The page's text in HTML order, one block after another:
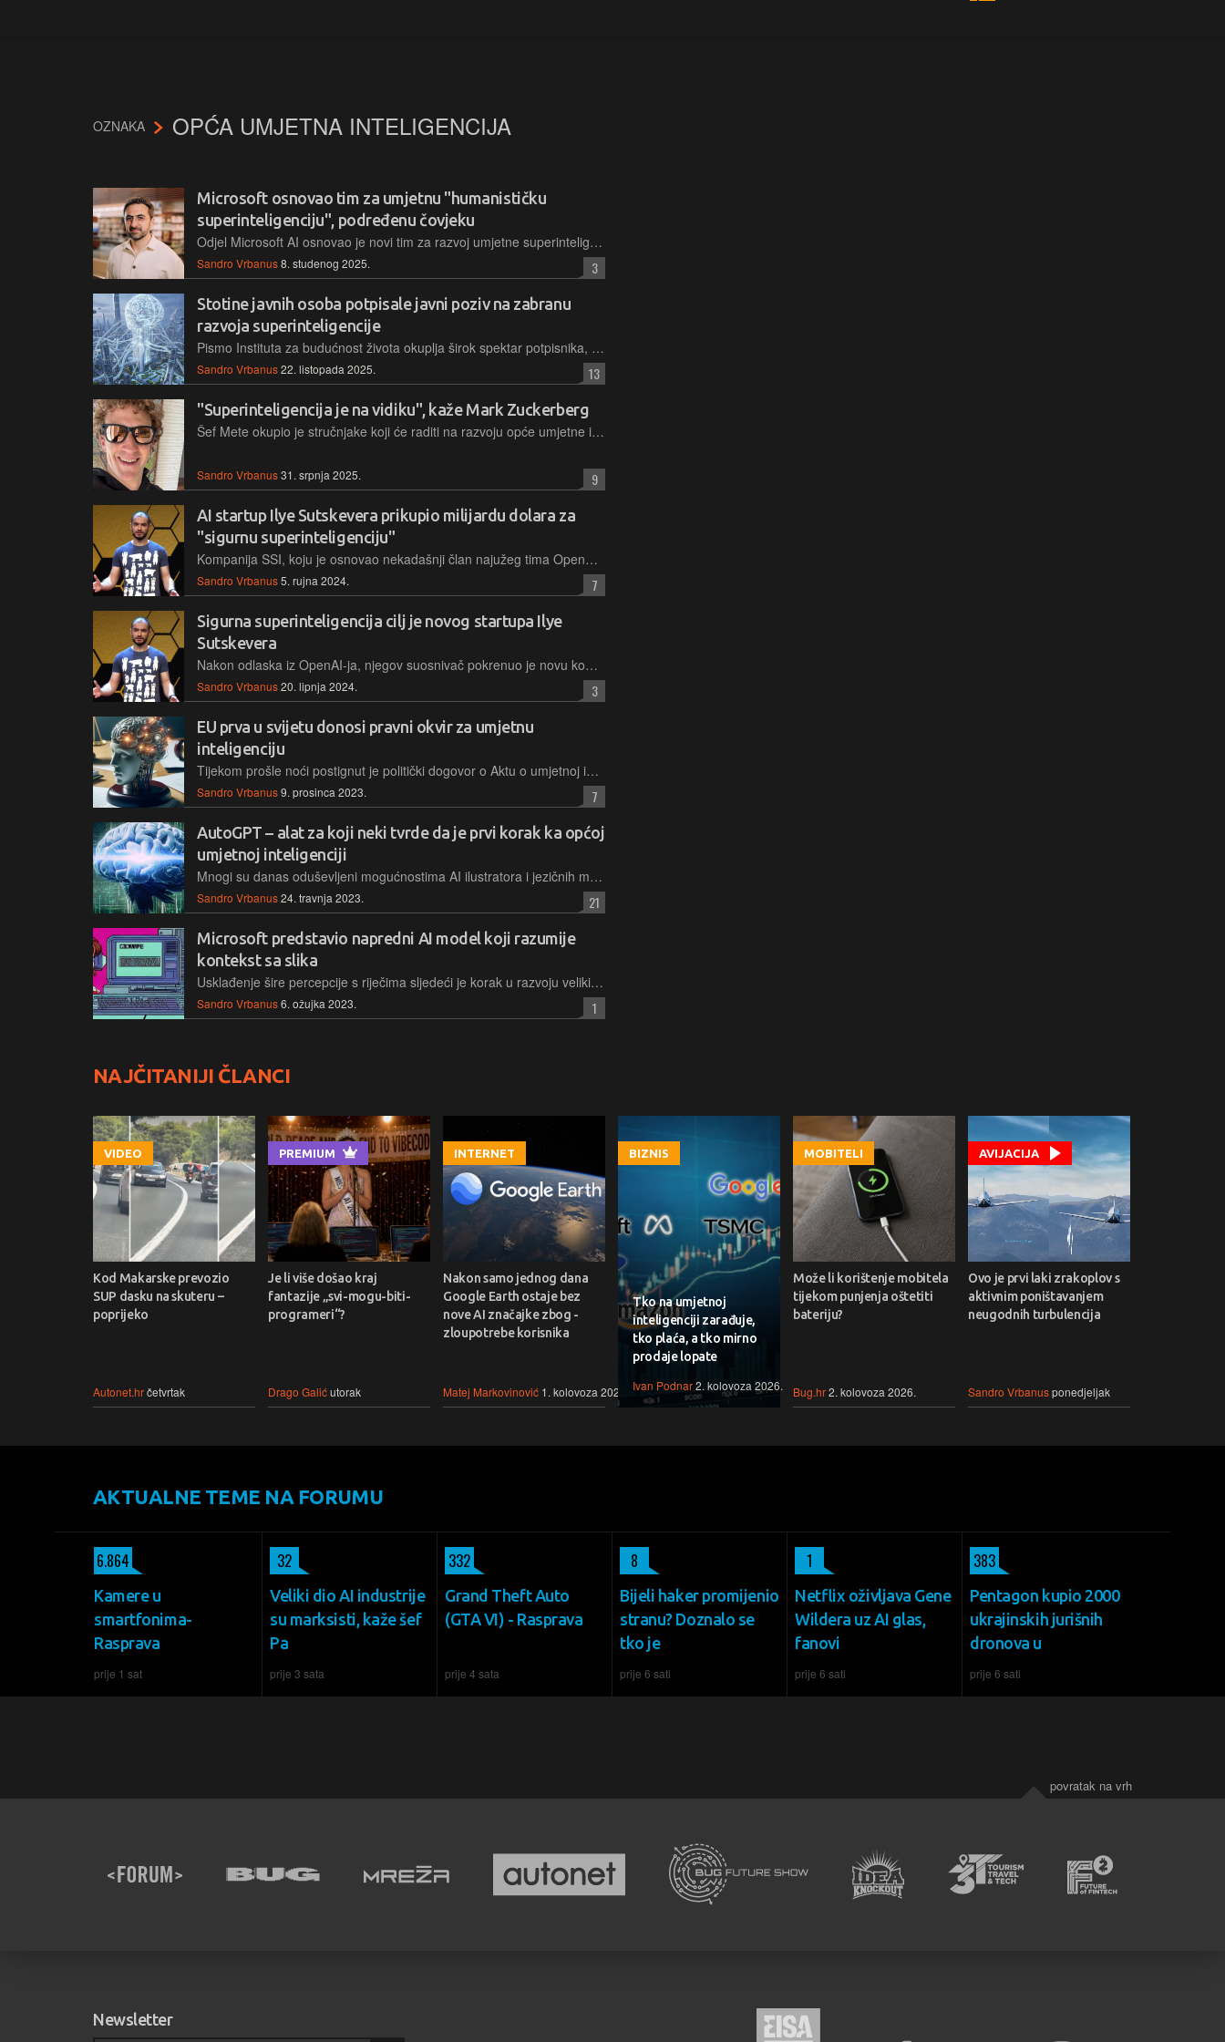
OZNAKA OPĆA UMJETNA INTELIGENCIJA
Microsoft osnovao tim za umjetnu "humanističku
superinteligenciju", podređenu čovjeku
Odjel Microsoft AI osnovao je novi tim za razvoj umjetne superinteligencije, koja će biti usmjerena na rješavanje konkretnih problema, ali uvijek podređena ljudima, uz stroga ograničenja i kontrolu
Sandro Vrbanus8. studenog 2025. 3
Stotine javnih osoba potpisale javni poziv na zabranu
razvoja superinteligencije
Pismo Instituta za budućnost života okuplja širok spektar potpisnika, od tehnoloških lidera do vjerskih vođa, u zahtjevu da se razvoj superinteligentnog AI-ja zaustavi do postizanja konsenzusa o sigurnosti
Sandro Vrbanus22. listopada 2025. 13
"Superinteligencija je na vidiku", kaže Mark Zuckerberg
Šef Mete okupio je stručnjake koji će raditi na razvoju opće umjetne inteligencije, odnosno "superinteligencije", pa je pokušao javnosti objasniti što bi to zapravo značilo
Sandro Vrbanus31. srpnja 2025. 9
AI startup Ilye Sutskevera prikupio milijardu dolara za
"sigurnu superinteligenciju"
Kompanija SSI, koju je osnovao nekadašnji član najužeg tima OpenAI-ja, već je prikupila pozamašan iznos kapitala, iako još nema nikakav proizvod i zapošljava tek desetak ljudi
Sandro Vrbanus5. rujna 2024. 7
Sigurna superinteligencija cilj je novog startupa Ilye
Sutskevera
Nakon odlaska iz OpenAI-ja, njegov suosnivač pokrenuo je novu kompaniju vezanu uz AI. Njezino ime je Safe Superintelligence (SSI) i imat će samo jedan cilj – izradu umjetne superinteligencije na siguran način
Sandro Vrbanus20. lipnja 2024. 3
EU prva u svijetu donosi pravni okvir za umjetnu
inteligenciju
Tijekom prošle noći postignut je politički dogovor o Aktu o umjetnoj inteligenciji, između Vijeća i Parlamenta, predložen u Europskoj komisiji još u travnju 2021. godine
Sandro Vrbanus9. prosinca 2023. 7
AutoGPT – alat za koji neki tvrde da je prvi korak ka općoj
umjetnoj inteligenciji
Mnogi su danas oduševljeni mogućnostima AI ilustratora i jezičnih modela, no oni i dalje predstavljaju specijaliziranu umjetnu inteligenciju (AI). Jedan open source alat, pak, daje prve naznake AGI-ja
Sandro Vrbanus24. travnja 2023. 21
Microsoft predstavio napredni AI model koji razumije
kontekst sa slika
Usklađenje šire percepcije s riječima sljedeći je korak u razvoju velikih jezičnih modela, i ključan dio stvaranja opće umjetne inteligencije, smatraju u Microsoftu
Sandro Vrbanus6. ožujka 2023. 1
NAJČITANIJI ČLANCI
VIDEO
Kod Makarske prevozio
SUP dasku na skuteru –
poprijeko
Autonet.hrčetvrtak
PREMIUM
Je li više došao kraj
fantazije „svi-mogu-biti-
programeri“?
Drago Galićutorak
INTERNET
Nakon samo jednog dana
Google Earth ostaje bez
nove AI značajke zbog -
zloupotrebe korisnika
Matej Markovinović 1. kolovoza 2026.
BIZNIS
Tko na umjetnoj
inteligenciji zarađuje,
tko plaća, a tko mirno
prodaje lopate
Ivan Podnar2. kolovoza 2026.
MOBITELI
Može li korištenje mobitela
tijekom punjenja oštetiti
bateriju?
Bug.hr2. kolovoza 2026.
AVIJACIJA
Ovo je prvi laki zrakoplov s
aktivnim poništavanjem
neugodnih turbulencija
Sandro Vrbanusponedjeljak
AKTUALNE TEME NA FORUMU
Kamere u
smartfonima-
Rasprava
prije 1 sat
6.864
Veliki dio AI industrije
su marksisti, kaže šef
Pa
prije 3 sata
32
Grand Theft Auto
(GTA VI) - Rasprava
prije 4 sata
332
Bijeli haker promijenio
stranu? Doznalo se
tko je
prije 6 sati
8
Netflix oživljava Gene
Wildera uz AI glas,
fanovi
prije 6 sati
1
Pentagon kupio 2000
ukrajinskih jurišnih
dronova u
prije 6 sati
383
povratak na vrh
Newsletter